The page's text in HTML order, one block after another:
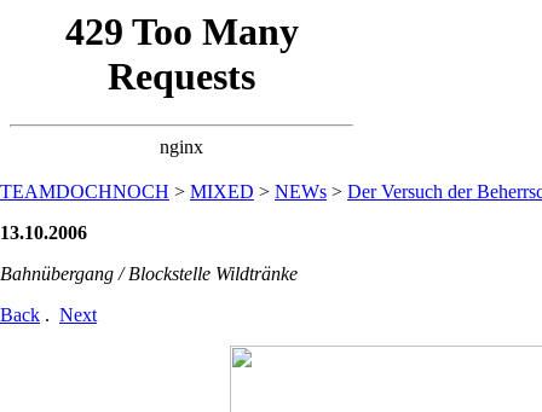
TEAMDOCHNOCH > MIXED > NEWs > Der Versuch der
13.10.2006
Bahnübergang / Blockstelle Wildtränke
Back . Next